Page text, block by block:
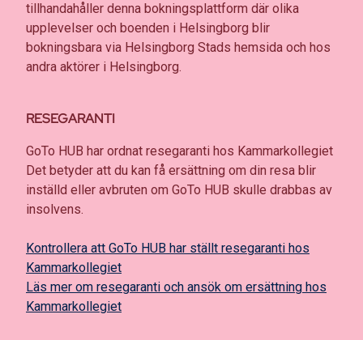
tillhandahåller denna bokningsplattform där olika
upplevelser och boenden i Helsingborg blir
bokningsbara via Helsingborg Stads hemsida och hos
andra aktörer i Helsingborg.
RESEGARANTI
GoTo HUB har ordnat resegaranti hos Kammarkollegiet
Det betyder att du kan få ersättning om din resa blir
inställd eller avbruten om GoTo HUB skulle drabbas av
insolvens.
Kontrollera att GoTo HUB har ställt resegaranti hos
Kammarkollegiet
Läs mer om resegaranti och ansök om ersättning hos
Kammarkollegiet